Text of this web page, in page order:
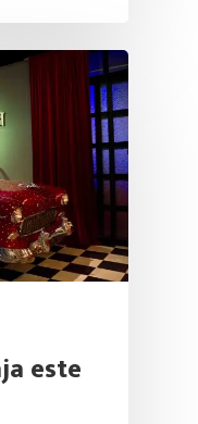
este
De
31 # 7-25 Cali
DE
6534
288 63 79
ELECTRÓNICO: